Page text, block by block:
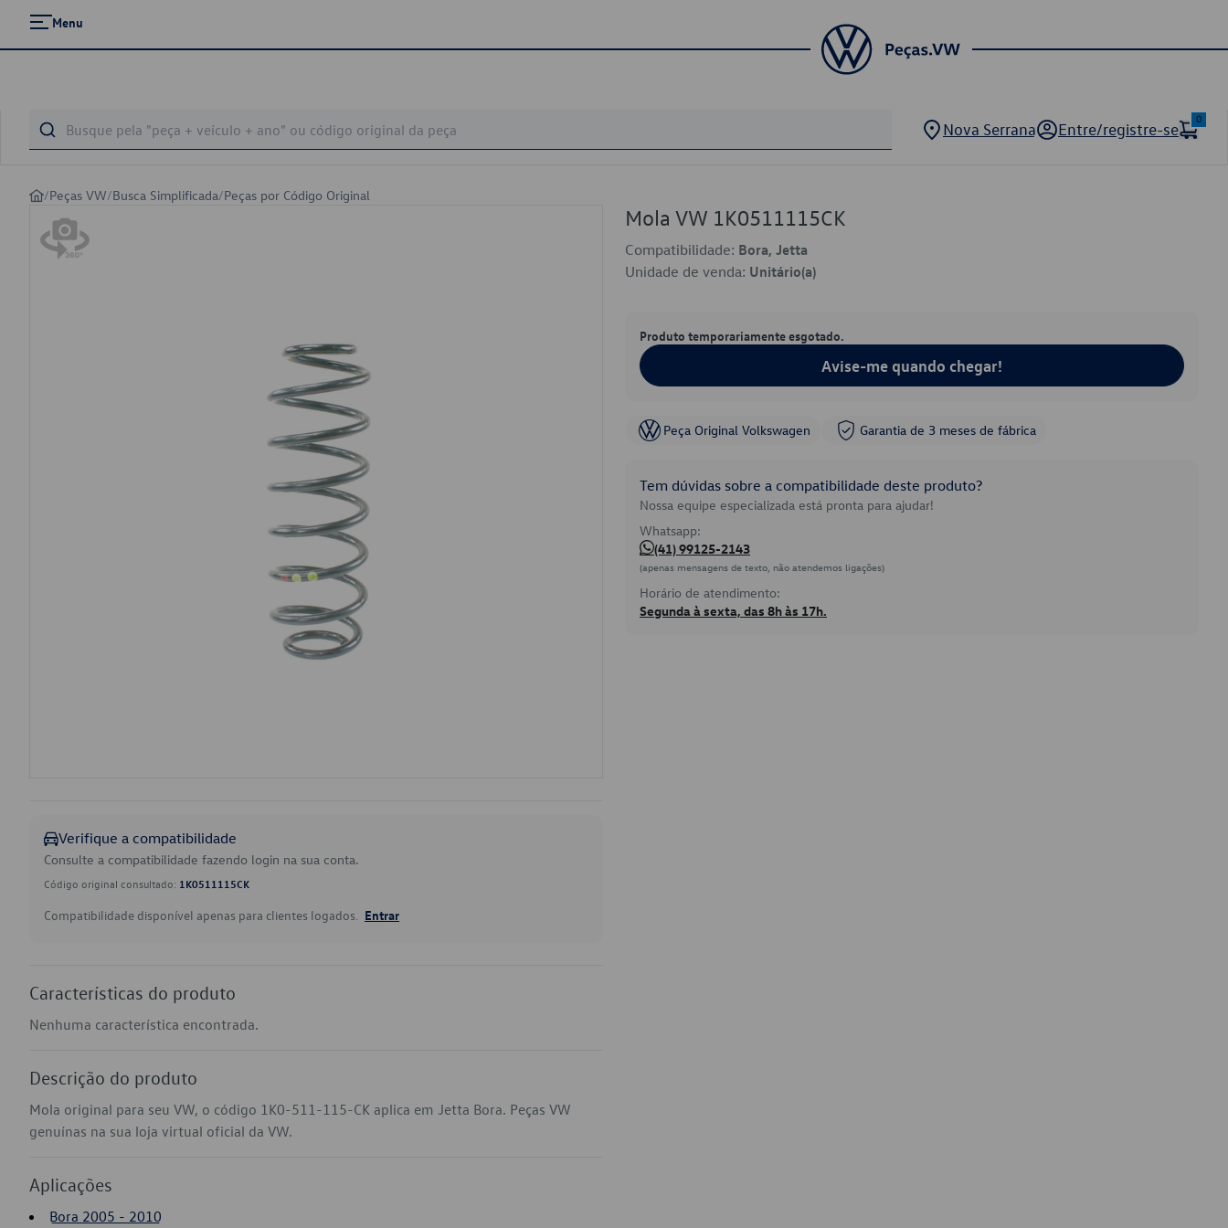
Menu
Nova Serrana Entre/registre-se
0
/Peças VW/Busca Simplificada/Peças por Código Original
Verifique a compatibilidade
Consulte a compatibilidade fazendo login na sua conta.
Código original consultado: 1K0511115CK
Compatibilidade disponível apenas para clientes logados. Entrar
Características do produto
Nenhuma característica encontrada.
Descrição do produto
Mola original para seu VW, o código 1K0-511-115-CK aplica em Jetta Bora. Peças VW
genuínas na sua loja virtual oficial da VW.
Aplicações
Bora 2005 - 2010
Mola VW 1K0511115CK
Compatibilidade: Bora, Jetta
Unidade de venda: Unitário(a)
Produto temporariamente esgotado.
Avise-me quando chegar!
Peça Original Volkswagen Garantia de 3 meses de fábrica
Tem dúvidas sobre a compatibilidade deste produto?
Nossa equipe especializada está pronta para ajudar!
Whatsapp:
(41) 99125-2143
(apenas mensagens de texto, não atendemos ligações)
Horário de atendimento:
Segunda à sexta, das 8h às 17h.